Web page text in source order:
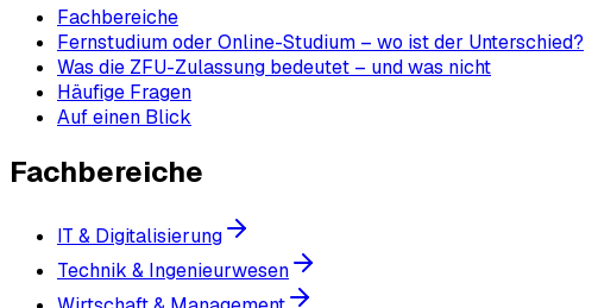
Fachbereiche
Fernstudium oder Online-Studium – wo ist der Unterschied?
Was die ZFU-Zulassung bedeutet – und was nicht
Häufige Fragen
Auf einen Blick
Fachbereiche
IT & Digitalisierung
Technik & Ingenieurwesen